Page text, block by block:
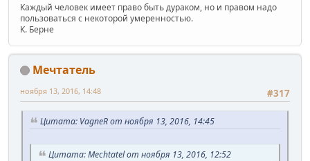
Каждый человек имеет право быть дураком, но и правом надо
пользоваться с некоторой умеренностью.
К. Берне
Мечтатель
#317
ноября 13, 2016, 14:48
Цитата: VagneR от ноября 13, 2016, 14:45
Цитата: Mechtatel от ноября 13, 2016, 12:52